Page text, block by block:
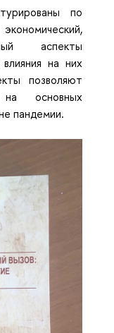
по
аспекты
на них
позволяют
на основных
пандемии.